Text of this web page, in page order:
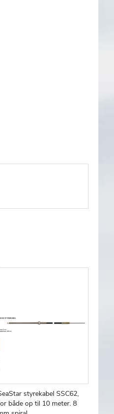
Læg i kurv
TILFØJ
styrekabel SSC62,
både op til 10 meter. 8